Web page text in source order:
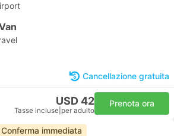
Cancellazione gratuita
USD 42
Tasse incluse per adulto
Prenota ora
Conferma immediata